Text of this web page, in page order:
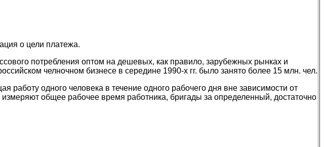
о цели платежа.
потребления оптом на дешевых, как правило, зарубежных рынках и
челночном бизнесе в середине 1990-х гг. было занято более 15 млн. чел.
одного человека в течение одного рабочего дня вне зависимости от
общее рабочее время работника, бригады за определенный, достаточно